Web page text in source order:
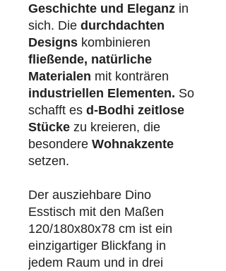
Geschichte und Eleganz in
sich. Die durchdachten
Designs kombinieren
fließende, natürliche
Materialen mit konträren
industriellen Elementen. So
schafft es d-Bodhi zeitlose
Stücke zu kreieren, die
besondere Wohnakzente
setzen.
Der ausziehbare Dino
Esstisch mit den Maßen
120/180x80x78 cm ist ein
einzigartiger Blickfang in
jedem Raum und in drei